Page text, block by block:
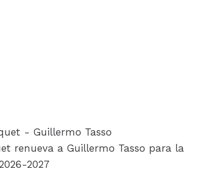
renueva a Guillermo Tasso para la
2027